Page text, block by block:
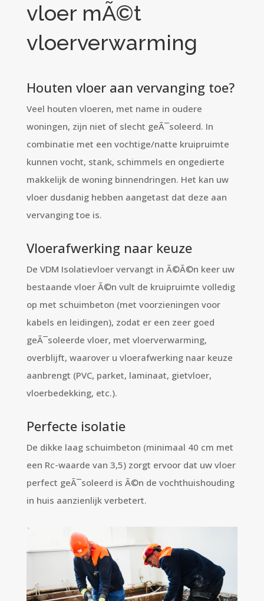
vloer mÃ©t
vloerverwarming
Houten vloer aan vervanging toe?
Veel houten vloeren, met name in oudere
woningen, zijn niet of slecht geÃ¯soleerd. In
combinatie met een vochtige/natte kruipruimte
kunnen vocht, stank, schimmels en ongedierte
makkelijk de woning binnendringen. Het kan uw
vloer dusdanig hebben aangetast dat deze aan
vervanging toe is.
Vloerafwerking naar keuze
De VDM Isolatievloer vervangt in Ã©Ã©n keer uw
bestaande vloer Ã©n vult de kruipruimte volledig
op met schuimbeton (met voorzieningen voor
kabels en leidingen), zodat er een zeer goed
geÃ¯soleerde vloer, met vloerverwarming,
overblijft, waarover u vloerafwerking naar keuze
aanbrengt (PVC, parket, laminaat, gietvloer,
vloerbedekking, etc.).
Perfecte isolatie
De dikke laag schuimbeton (minimaal 40 cm met
een Rc-waarde van 3,5) zorgt ervoor dat uw vloer
perfect geÃ¯soleerd is Ã©n de vochthuishouding
in huis aanzienlijk verbetert.